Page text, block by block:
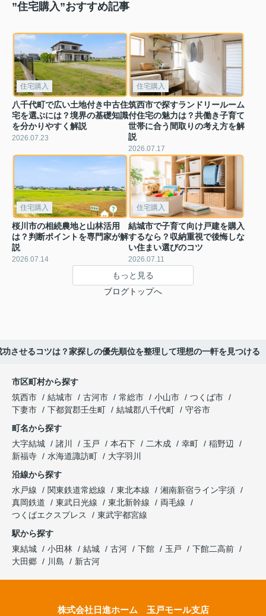
”住宅購入”おすすめ記事
住宅購入
八千代町で広い土地付き中古住
宅を選ぶには？境界の基礎知識
を分かりやすく解説
2026.07.23
住宅購入
筑西市で探すランドリールーム
付住宅の魅力は？共働き子育て
世帯に合う間取りの考え方を解
説
2026.07.17
住宅購入
桜川市の相続農地と山林活用
は？判断ポイントを専門家が解
説
2026.07.14
住宅購入
結城市で子育て向け戸建を購入
するなら？収納重視で後悔しな
い住まい選びのコツ
2026.07.11
もっと見る
ブログトップへ
させるコツは？家探しの優先順位を整理して理想の一軒を見つける
市区町村から探す
筑西市
結城市 古河市 常総市 小山市
つくば市
下妻市
下都賀郡壬生町 結城郡八千代町
守谷市
町名から探す
大字結城
諸川 玉戸 本石下 二木成 幸町
稲野辺
新福寺
水海道諏訪町
大字羽川
沿線から探す
水戸線
関東鉄道常総線 東北本線
湘南新宿ライン宇須
真岡鉄道
東武日光線 東北新幹線
両毛線
つくばエクスプレス
東武宇都宮線
駅から探す
東結城
小田林 結城 古河 下館 玉戸
下館二高前
大田郷
川島 新古河
株式会社日進ホーム 玉戸モール支店